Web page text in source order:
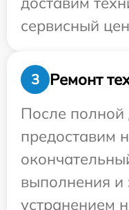
сервисный
3
Ремонт
После полной
предоставим
выполнения и
устранением